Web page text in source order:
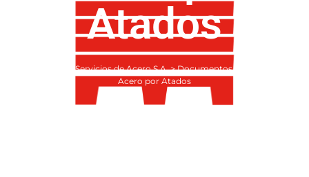
Atados
La Campana Servicios de Acero S.A.>Documentos>
Acero por Atados